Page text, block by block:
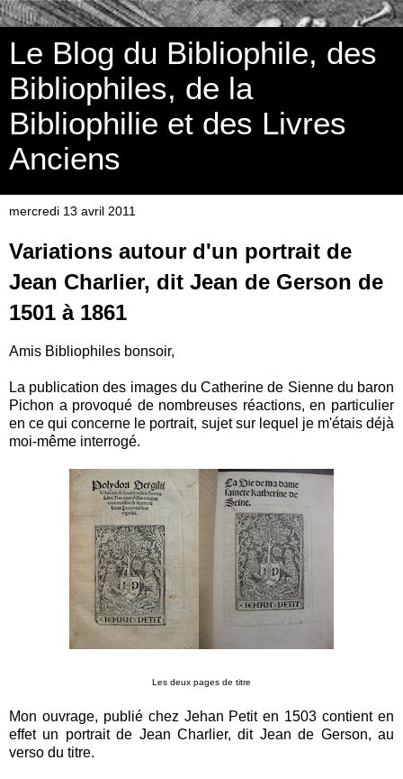
Le Blog du Bibliophile, des
Bibliophiles, de la
Bibliophilie et des Livres
Anciens
mercredi 13 avril 2011
Variations autour d'un portrait de
Jean Charlier, dit Jean de Gerson de
1501 à 1861
Amis Bibliophiles bonsoir,
La publication des images du Catherine de Sienne du baron
Pichon a provoqué de nombreuses réactions, en particulier
en ce qui concerne le portrait, sujet sur lequel je m'étais déjà
moi-même interrogé.
Les deux pages de titre
Mon ouvrage, publié chez Jehan Petit en 1503 contient en
effet un portrait de Jean Charlier, dit Jean de Gerson, au
verso du titre.